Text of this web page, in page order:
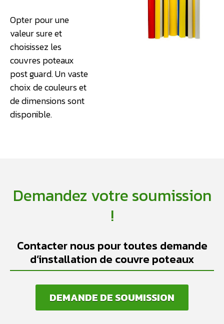
Opter pour une
valeur sure et
choisissez les
couvres poteaux
post guard. Un vaste
choix de couleurs et
de dimensions sont
disponible.
Demandez votre soumission
!
Contacter nous pour toutes demande
d’installation de couvre poteaux
DEMANDE DE SOUMISSION